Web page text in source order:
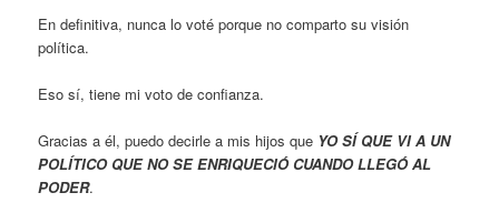
En definitiva, nunca lo voté porque no comparto su visión
política.
Eso sí, tiene mi voto de confianza.
Gracias a él, puedo decirle a mis hijos que YO SÍ QUE VI A UN
POLÍTICO QUE NO SE ENRIQUECIÓ CUANDO LLEGÓ AL
PODER.